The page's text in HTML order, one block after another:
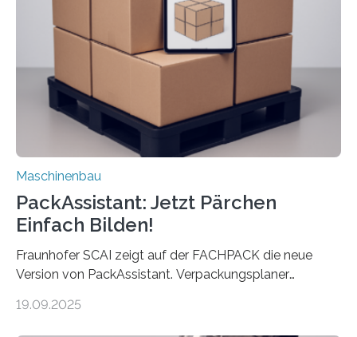
Maschine faltet in Druckereien Broschüren, Prospekte,
Landkarten und vieles mehr – mehrere Zehntausend
Exemplare pro Stunde. Je nach Maschinentyp und
Auftrag kann das Umrüsten…
Maschinenbau
PackAssistant: Jetzt Pärchen
Einfach Bilden!
Fraunhofer SCAI zeigt auf der FACHPACK die neue
Version von PackAssistant. Verpackungsplaner
Automobil, Maschinenbau und in der Zulieferindustrie.
19.09.2025